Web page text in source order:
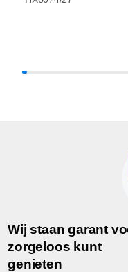
Wij staan garant
zorgeloos kunt
genieten